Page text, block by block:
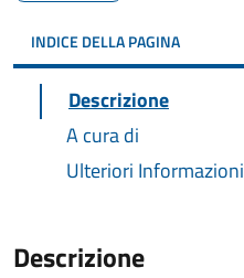
INDICE DELLA PAGINA
Descrizione
A cura di
Ulteriori Informazioni
Descrizione